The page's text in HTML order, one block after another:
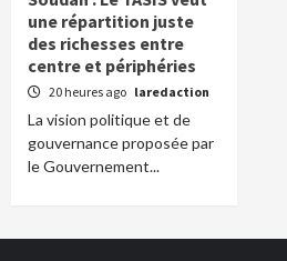
une répartition juste
des richesses entre
centre et périphéries
20 heures ago laredaction
La vision politique et de
gouvernance proposée par
le Gouvernement...